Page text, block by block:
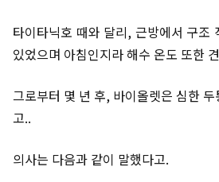
타이타닉호 때와 달리, 근방에서 구조
있었으며 아침인지라 해수 온도 또한
그로부터 몇 년 후, 바이올렛은 심한
고..
의사는 다음과 같이 말했다고.